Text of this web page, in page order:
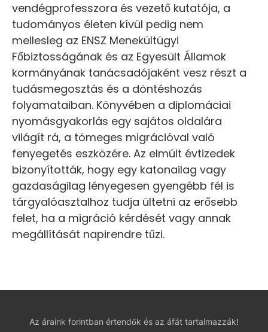
vendégprofesszora és vezető kutatója, a
tudományos életen kívül pedig nem
mellesleg az ENSZ Menekültügyi
Főbiztosságának és az Egyesült Államok
kormányának tanácsadójaként vesz részt a
tudásmegosztás és a döntéshozás
folyamataiban. Könyvében a diplomáciai
nyomásgyakorlás egy sajátos oldalára
világít rá, a tömeges migrációval való
fenyegetés eszközére. Az elmúlt évtizedek
bizonyították, hogy egy katonailag vagy
gazdaságilag lényegesen gyengébb fél is
tárgyalóasztalhoz tudja ültetni az erősebb
felet, ha a migráció kérdését vagy annak
megállítását napirendre tűzi.
Az áraink forintban értendők és az áfát tartalmazzák!